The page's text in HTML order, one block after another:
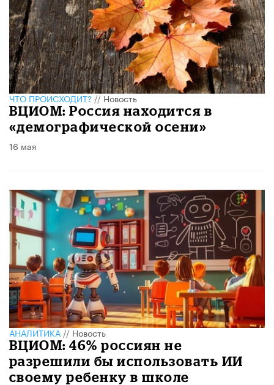
ЧТО ПРОИСХОДИТ?//Новость
ВЦИОМ: Россия находится в
«демографической осени»
16 мая
АНАЛИТИКА//Новость
ВЦИОМ: 46% россиян не
разрешили бы использовать ИИ
своему ребенку в школе